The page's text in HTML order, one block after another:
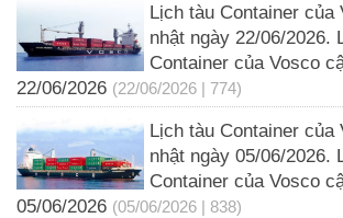
Lịch tàu Container của
nhật ngày 22/06/2026.
Container của Vosco
22/06/2026 (22/06/2026 | 774)
Lịch tàu Container của
nhật ngày 05/06/2026.
Container của Vosco
05/06/2026 (05/06/2026 | 838)